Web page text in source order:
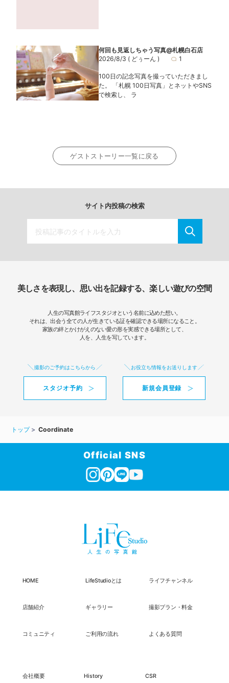
何回も見返しちゃう写真@札幌白石店
2026/8/3 ( どぅーん ) 1
100日の記念写真を撮っていただきまし
た。 「札幌 100日写真」とネットやSNS
で検索し、 ラ
ゲストストーリー一覧に戻る
サイト内投稿の検索
美しさを表現し、思い出を記録する、楽しい遊びの空間
人生の写真館ライフスタジオという名前に込めた想い。
それは、出会う全ての人が生きている証を確認できる場所になること。
家族の絆とかけがえのない愛の形を実感できる場所として、
人を、人生を写しています。
撮影のご予約はこちらから
スタジオ予約
お役立ち情報をお送りします
新規会員登録
トップ Coordinate
Official SNS
HOME LifeStudioとは ライフチャンネル
店舗紹介 ギャラリー 撮影プラン・料金
コミュニティ ご利用の流れ よくある質問
会社概要 History CSR